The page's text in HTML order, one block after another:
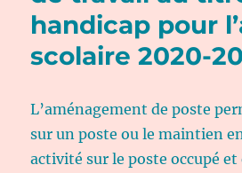
handicap pour
scolaire 2020-
L’aménagement de poste
sur un poste ou le maintien en
activité sur le poste occupé et